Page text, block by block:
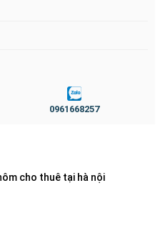
gió; khung bằng sắt,
và thay đổi vị trí tùy
0961668257
cho thuê tại hà nội